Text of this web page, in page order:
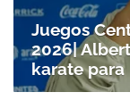
Juegos
2026|
karate para